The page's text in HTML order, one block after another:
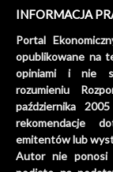
INFORMACJA
Portal
opublikowane na
opiniami i nie
rozumieniu
października
rekomendacje
emitentów lub
Autor nie ponosi